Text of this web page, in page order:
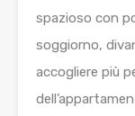
spazioso con
soggiorno,
accogliere più